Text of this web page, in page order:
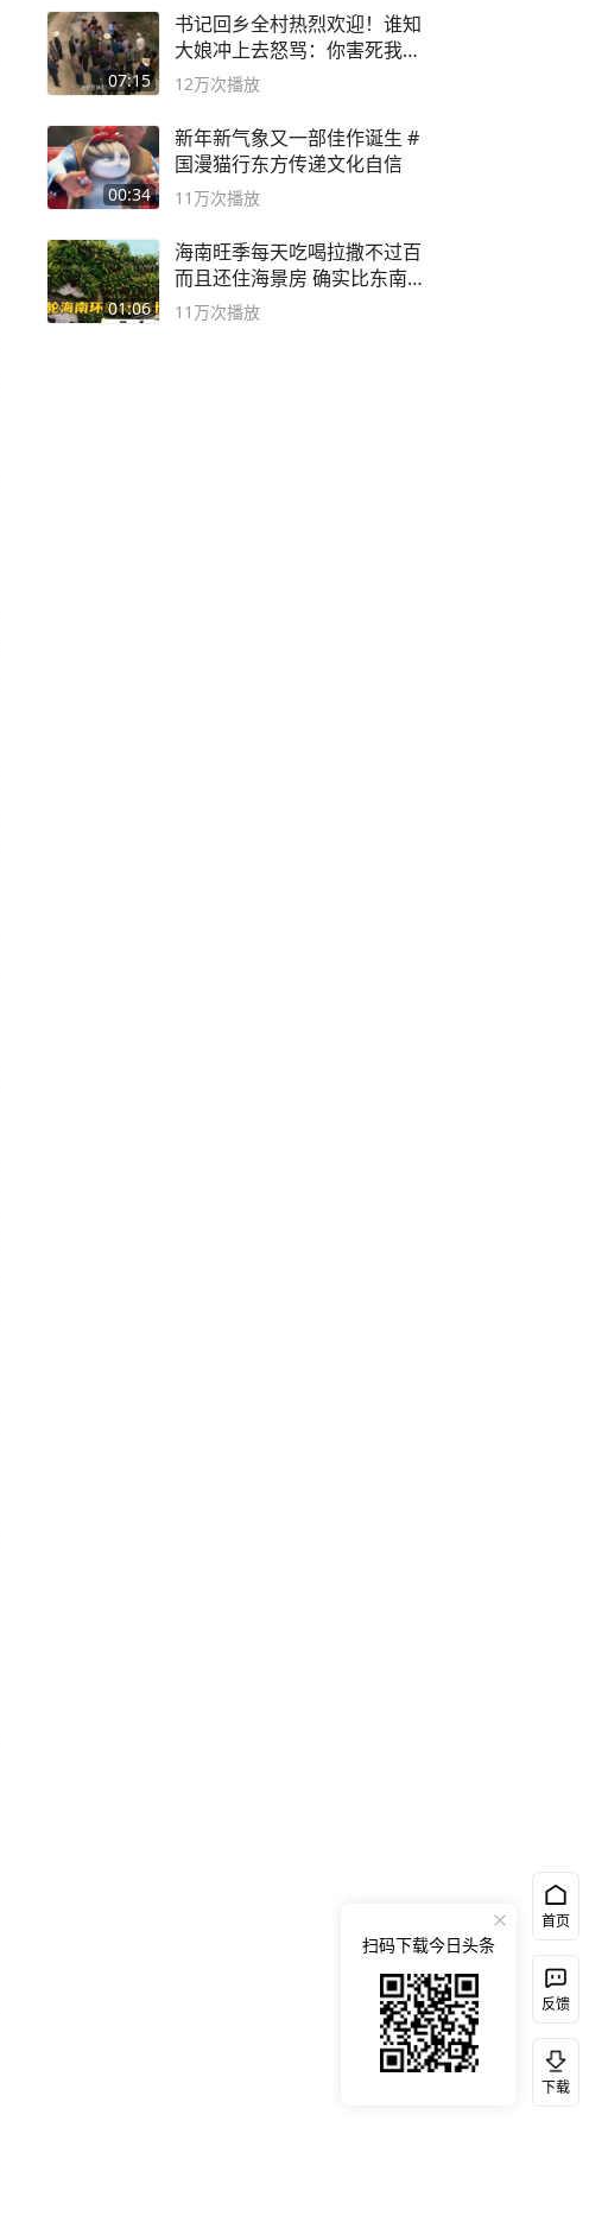
07:15
书记回乡全村热烈欢迎！谁知
大娘冲上去怒骂：你害死我儿
子
12万次播放
00:34
新年新气象又一部佳作诞生 #
国漫猫行东方传递文化自信
11万次播放
01:06
海南旺季每天吃喝拉撒不过百
而且还住海景房 确实比东南
亚合适
11万次播放
首页
反馈
下载
扫码下载今日头条